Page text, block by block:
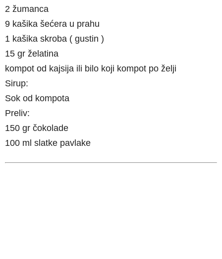
2 žumanca
9 kašika šećera u prahu
1 kašika skroba ( gustin )
15 gr želatina
kompot od kajsija ili bilo koji kompot po želji
Sirup:
Sok od kompota
Preliv:
150 gr čokolade
100 ml slatke pavlake